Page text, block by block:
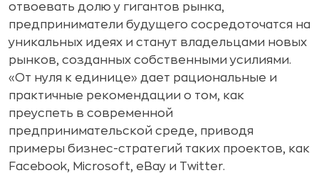
отвоевать долю у гигантов рынка,
предприниматели будущего сосредоточатся на
уникальных идеях и станут владельцами новых
рынков, созданных собственными усилиями.
«От нуля к единице» дает рациональные и
практичные рекомендации о том, как
преуспеть в современной
предпринимательской среде, приводя
примеры бизнес-стратегий таких проектов, как
Facebook, Microsoft, eBay и Twitter.